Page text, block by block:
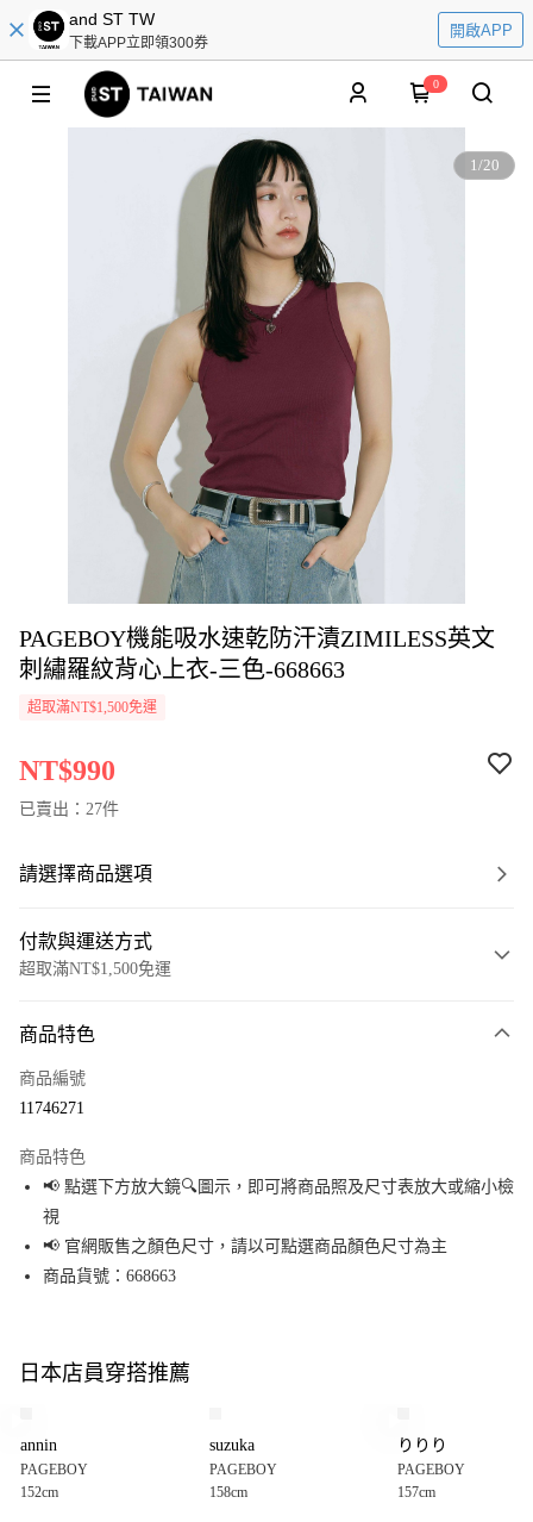
and ST TW
下載APP立即領300券
開啟APP
0
1/20
PAGEBOY機能吸水速乾防汗漬ZIMILESS英文
刺繡羅紋背心上衣-三色-668663
超取滿NT$1,500免運
NT$990
已賣出：27件
請選擇商品選項
付款與運送方式
超取滿NT$1,500免運
信用卡一次付款
Apple Pay
街口支付
悠遊付
全盈+PAY
1.本服務由台灣大哥大提供，台灣大哥大用戶可立即使用無須另外申請。
2.付款方式選擇「大哥付你分期」，訂單成立後會自動跳轉到大哥付的交易
AFTEE先享後付
商品特色
商品編號
11746271
商品特色
📢 點選下方放大鏡🔍圖示，即可將商品照及尺寸表放大或縮小檢
視
📢 官網販售之顏色尺寸，請以可點選商品顏色尺寸為主
商品貨號：668663
日本店員穿搭推薦
annin
PAGEBOY
152cm
suzuka
PAGEBOY
158cm
りりり
PAGEBOY
157cm